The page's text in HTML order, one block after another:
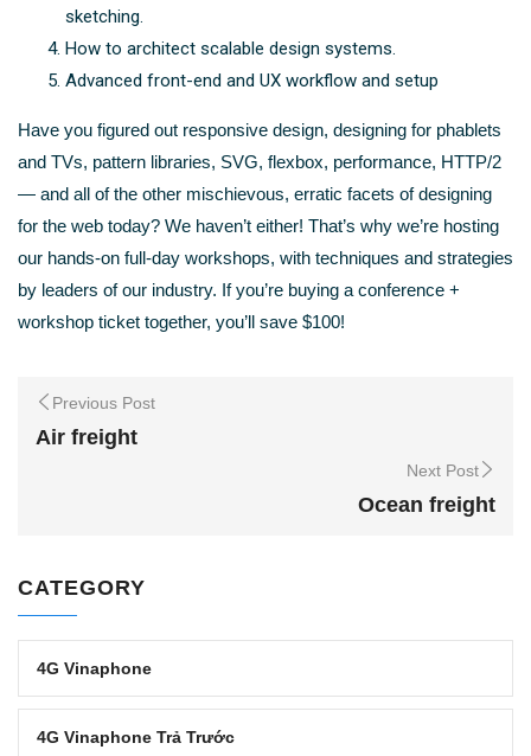
sketching.
How to architect scalable design systems.
Advanced front-end and UX workflow and setup
Have you figured out responsive design, designing for phablets
and TVs, pattern libraries, SVG, flexbox, performance, HTTP/2
— and all of the other mischievous, erratic facets of designing
for the web today? We haven’t either! That’s why we’re hosting
our hands-on full-day workshops, with techniques and strategies
by leaders of our industry. If you’re buying a conference +
workshop ticket together, you’ll save $100!
Previous Post
Air freight
Next Post
Ocean freight
CATEGORY
4G Vinaphone
4G Vinaphone Trả Trước